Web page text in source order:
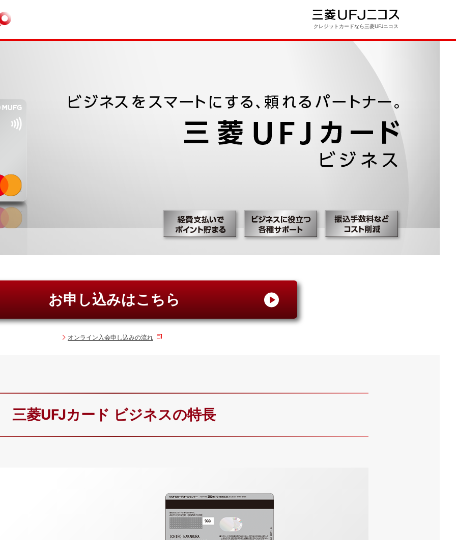
クレジットカードなら三菱UFJニコス
お申し込みはこちら
オンライン入会申し込みの流れ
三菱UFJカード ビジネスの特長